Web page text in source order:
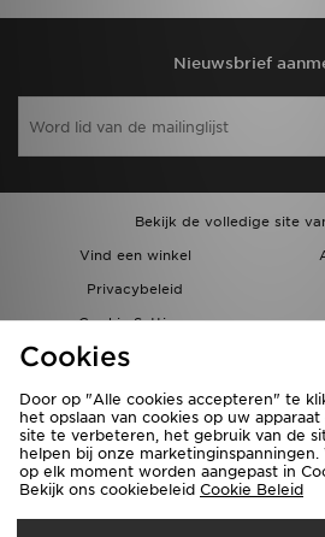
Nieuwsbrief
Bekijk de volledige site
Vind een winkel
Privacybeleid
Cookie Settings
Bestellingen en Levering
Verzenden
Cookies
Door op "Alle cookies accepteren" te
het opslaan van cookies op uw
site te verbeteren, het gebruik van de
helpen bij onze
op elk moment worden aangepast in
Bekijk ons cookiebeleid Cookie Beleid